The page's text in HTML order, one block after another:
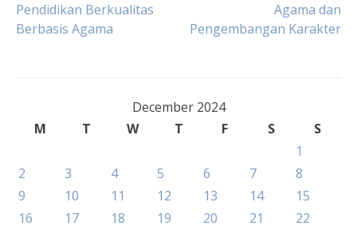
navigation
Pendidikan Berkualitas
Berbasis Agama
Agama dan
Pengembangan Karakter
December 2024
M
T W T F S
S
1
2
3 4 5 6 7
8
9
10 11 12 13 14
15
16
17 18 19 20 21
22